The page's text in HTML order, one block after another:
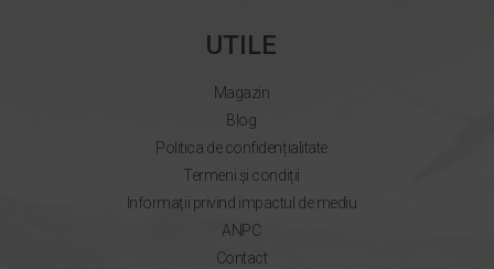
UTILE
Magazin
Blog
Politica de confidențialitate
Termeni și condiții
Informații privind impactul de mediu
ANPC
Contact